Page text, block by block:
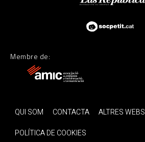
Membre de:
QUI SOM CONTACTA ALTRES WEBS
POLÍTICA DE COOKIES